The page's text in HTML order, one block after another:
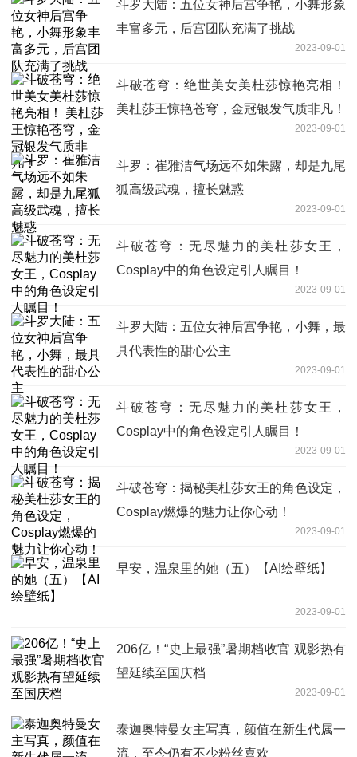
斗罗大陆：五位女神后宫争艳，小舞形象
丰富多元，后宫团队充满了挑战
2023-09-01
斗破苍穹：绝世美女美杜莎惊艳亮相！
美杜莎王惊艳苍穹，金冠银发气质非凡！
2023-09-01
斗罗：崔雅洁气场远不如朱露，却是九尾
狐高级武魂，擅长魅惑
2023-09-01
斗破苍穹：无尽魅力的美杜莎女王，
Cosplay中的角色设定引人瞩目！
2023-09-01
斗罗大陆：五位女神后宫争艳，小舞，最
具代表性的甜心公主
2023-09-01
斗破苍穹：无尽魅力的美杜莎女王，
Cosplay中的角色设定引人瞩目！
2023-09-01
斗破苍穹：揭秘美杜莎女王的角色设定，
Cosplay燃爆的魅力让你心动！
2023-09-01
早安，温泉里的她（五）【AI绘壁纸】
2023-09-01
206亿！“史上最强”暑期档收官 观影热有
望延续至国庆档
2023-09-01
泰迦奥特曼女主写真，颜值在新生代属一
流，至今仍有不少粉丝喜欢